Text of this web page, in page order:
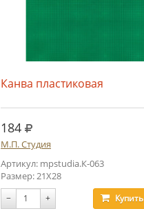
Канва пластиковая
184 руб.
М.П. Студия
Артикул: mpstudia.К-063
Размер: 21Х28
− + Купить